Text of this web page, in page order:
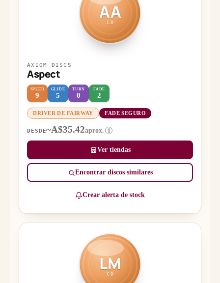
AA
CD
AXIOM DISCS
Aspect
SPEED
9
GLIDE
5
TURN
0
FADE
2
DRIVER DE FAIRWAY FADE SEGURO
DESDE~A$35.42aprox. i
Ver tiendas
Encontrar discos similares
Crear alerta de stock
LM
CD